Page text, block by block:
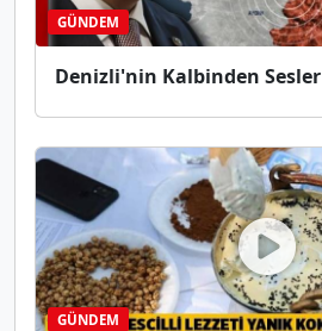
GÜNDEM
Denizli'nin Kalbinden Sesler
GÜNDEM